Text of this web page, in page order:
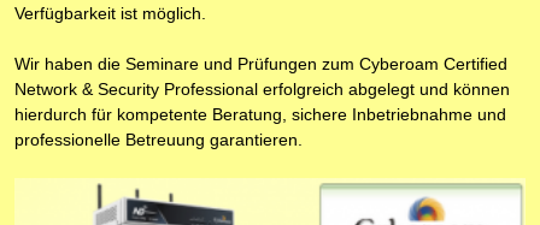
Verfügbarkeit ist möglich.
Wir haben die Seminare und Prüfungen zum Cyberoam Certified
Network & Security Professional erfolgreich abgelegt und können
hierdurch für kompetente Beratung, sichere Inbetriebnahme und
professionelle Betreuung garantieren.